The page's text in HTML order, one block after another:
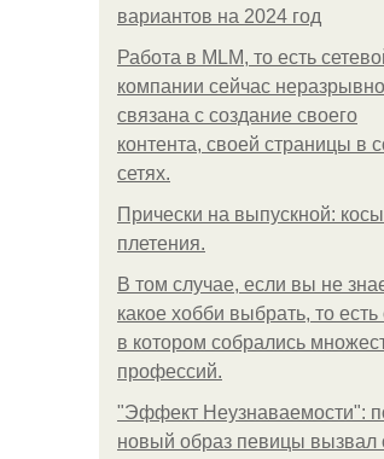
вариантов на 2024 год
Работа в MLM, то есть
компании сейчас неразрывно
связана с создание своего
контента, своей страницы в
сетях.
Прически на выпускной:
плетения.
В том случае, если вы не
какое хобби выбрать, то есть
в котором собрались
профессий.
"Эффект Неузнаваемости":
новый образ певицы вызвал